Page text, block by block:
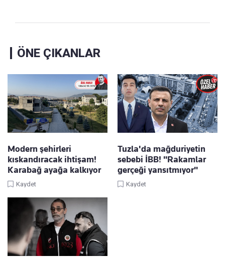
ÖNE ÇIKANLAR
Modern şehirleri
kıskandıracak ihtişam!
Karabağ ayağa kalkıyor
Kaydet
Tuzla'da mağduriyetin
sebebi İBB! "Rakamlar
gerçeği yansıtmıyor"
Kaydet